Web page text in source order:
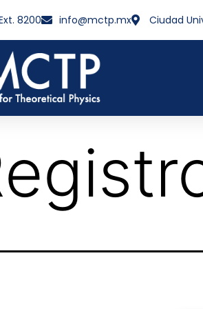
8200 info@mctp.mx Ciudad